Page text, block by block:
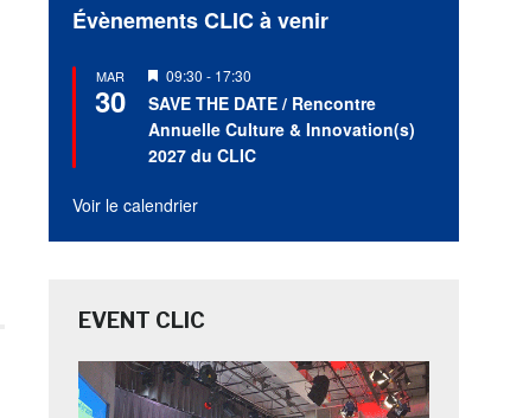
Évènements CLIC à venir
MAR
30
Mis
en
avant
09:30 - 17:30
SAVE THE DATE / Rencontre
Annuelle Culture & Innovation(s)
2027 du CLIC
Voir le calendrier
EVENT CLIC